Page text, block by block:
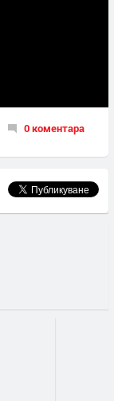
0 коментара